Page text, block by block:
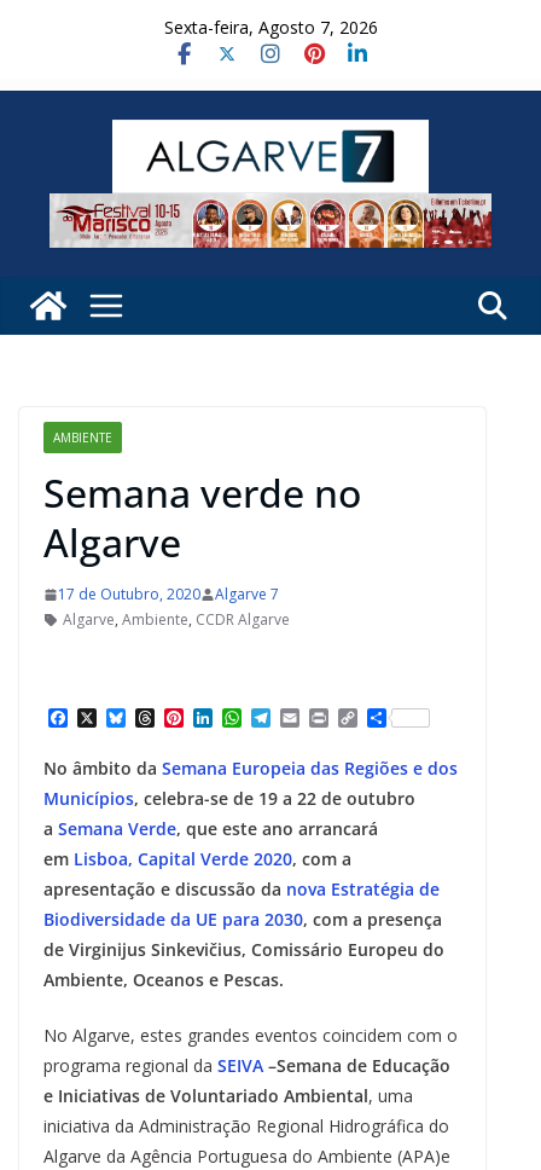
Sexta-feira, Agosto 7, 2026
AMBIENTE
Semana verde no
Algarve
17 de Outubro, 2020
Algarve 7
Algarve, Ambiente, CCDR Algarve
c
e
b
o
k
X B
e
s
k
y
T
e
a
s
P
t
e
e
s
t
L
k
e
I
n
W
t
s
p
p
T
e
g
a
m
E
i
l
P
n
t
C
y
L
n
S
a
r
e
No âmbito da Semana Europeia das Regiões e dos
Municípios, celebra-se de 19 a 22 de outubro
a Semana Verde, que este ano arrancará
em Lisboa, Capital Verde 2020, com a
apresentação e discussão da nova Estratégia de
Biodiversidade da UE para 2030, com a presença
de Virginijus Sinkevičius, Comissário Europeu do
Ambiente, Oceanos e Pescas.
No Algarve, estes grandes eventos coincidem com o
programa regional da SEIVA –Semana de Educação
e Iniciativas de Voluntariado Ambiental, uma
iniciativa da Administração Regional Hidrográfica do
Algarve da Agência Portuguesa do Ambiente (APA)e